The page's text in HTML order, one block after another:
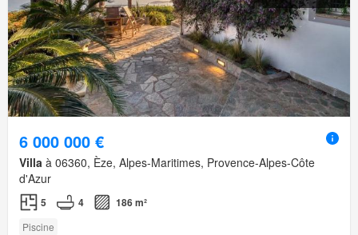
6 000 000 €
Villa à 06360, Èze, Alpes-Maritimes, Provence-Alpes-Côte
d'Azur
5 4 186 m²
Piscine